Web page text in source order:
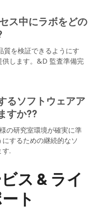
ス中にラボをどの
質を検証できるようにす
供します。&D 監査準備完
るソフトウェアア
すか??
の研究室環境が確実に準
するための継続的なソ
す.
ス & ライ
ト